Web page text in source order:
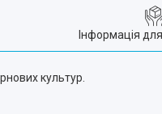
Інформація
культур.